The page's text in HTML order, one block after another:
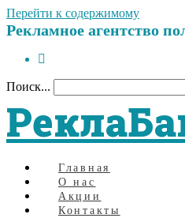
Перейти к содержимому
Рекламное агентство
Поиск...
Главная
О нас
Акции
Контакты